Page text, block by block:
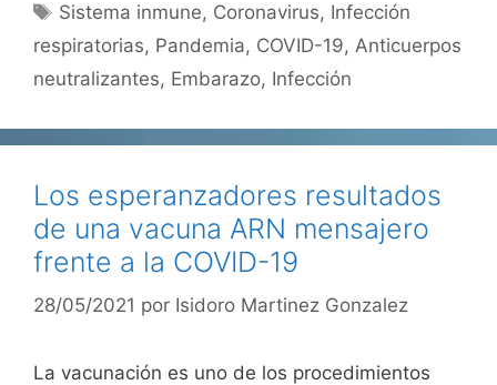
Etiquetas
Sistema inmune, Coronavirus, Infección
respiratorias, Pandemia, COVID-19, Anticuerpos
neutralizantes, Embarazo, Infección
Los esperanzadores resultados
de una vacuna ARN mensajero
frente a la COVID-19
28/05/2021 por Isidoro Martinez Gonzalez
La vacunación es uno de los procedimientos